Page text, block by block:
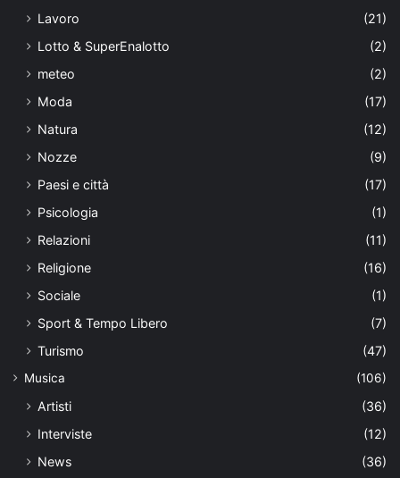
Lavoro
(21)
Lotto & SuperEnalotto
(2)
meteo
(2)
Moda
(17)
Natura
(12)
Nozze
(9)
Paesi e città
(17)
Psicologia
(1)
Relazioni
(11)
Religione
(16)
Sociale
(1)
Sport & Tempo Libero
(7)
Turismo
(47)
Musica (106)
Artisti
(36)
Interviste
(12)
News
(36)